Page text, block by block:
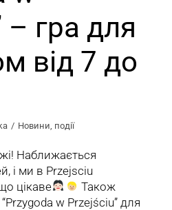
– гра для
від 7 до
Новини події
Наближається
і ми в Przejsciu
цікаве
Також
w Przejściu” для